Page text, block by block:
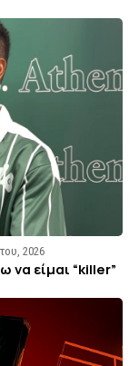
2026
να είμαι “killer”